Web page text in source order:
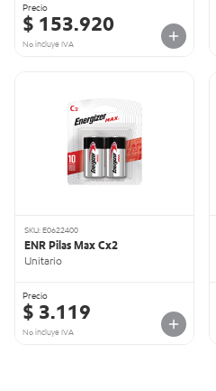
Precio
$ 153.920
No incluye IVA
SKU: E0622400
ENR Pilas Max Cx2
Unitario
Precio
$ 3.119
No incluye IVA